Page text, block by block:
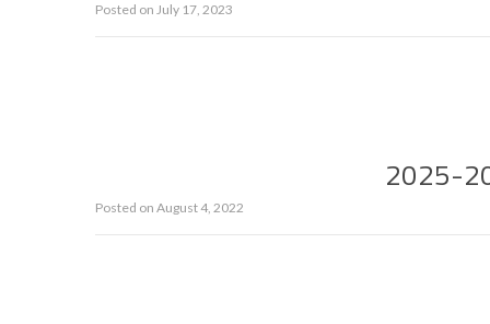
Posted on July 17, 2023
Posted on August 4, 2022